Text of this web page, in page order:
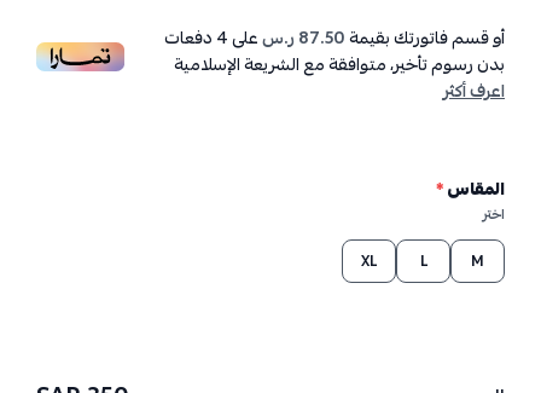
أو قسم فاتورتك بقيمة87.50 ر.س على4دفعات
بدون رسوم تأخير، متوافقة مع الشريعة الإسلامية
اعرف أكثر
المقاس*
اختر
M
L
XL